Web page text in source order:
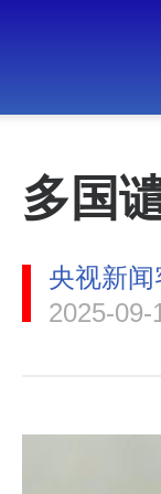
多国
央视新
2025-09-